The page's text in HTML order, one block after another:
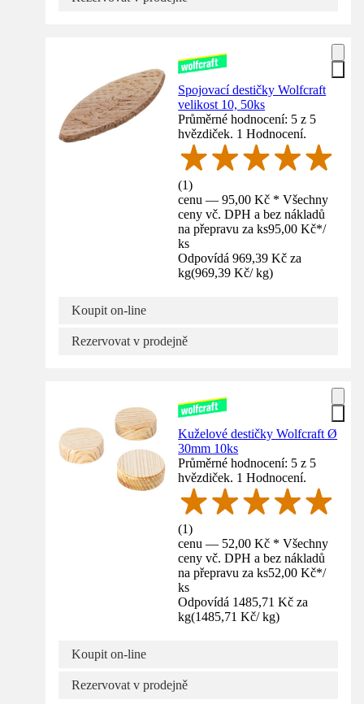
Spojovací destičky Wolfcraft
velikost 10, 50ks
Průměrné hodnocení: 5 z 5
hvězdiček. 1 Hodnocení.
(1)
cenu — 95,00 Kč * Všechny
ceny vč. DPH a bez nákladů
na přepravu za ks95,00 Kč*/
ks
Odpovídá 969,39 Kč za
kg(969,39 Kč/ kg)
Koupit on-line
Rezervovat v prodejně
Kuželové destičky Wolfcraft Ø
30mm 10ks
Průměrné hodnocení: 5 z 5
hvězdiček. 1 Hodnocení.
(1)
cenu — 52,00 Kč * Všechny
ceny vč. DPH a bez nákladů
na přepravu za ks52,00 Kč*/
ks
Odpovídá 1485,71 Kč za
kg(1485,71 Kč/ kg)
Koupit on-line
Rezervovat v prodejně